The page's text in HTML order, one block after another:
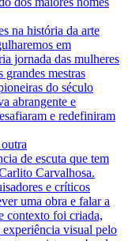
na história da arte
em
jornada das mulheres
grandes mestras
do século
abrangente e
e redefiniram
de escuta que tem
Carvalhosa.
e críticos
uma obra e falar a
contexto foi criada,
visual pelo